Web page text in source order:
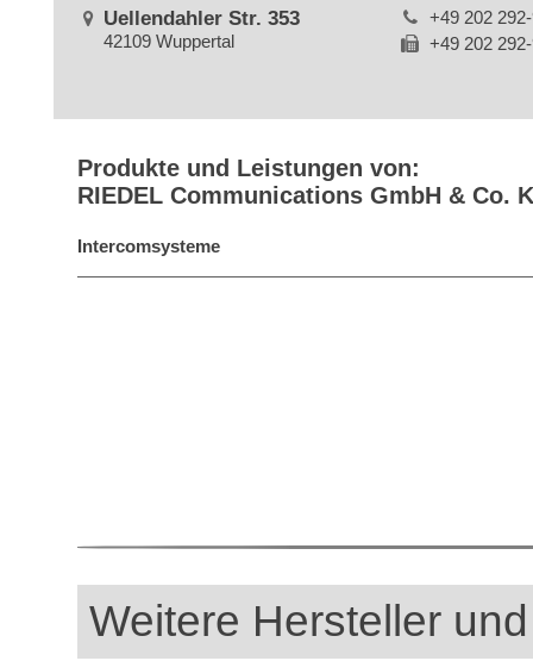
Uellendahler Str. 353
42109 Wuppertal
+49 202
+49 202
Produkte und Leistungen von:
RIEDEL Communications GmbH & Co.
Intercomsysteme
Weitere Hersteller